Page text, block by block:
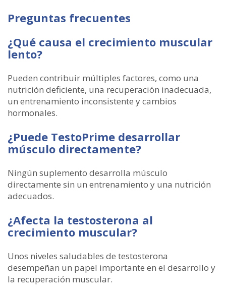
Preguntas frecuentes
¿Qué causa el crecimiento muscular
lento?
Pueden contribuir múltiples factores, como una
nutrición deficiente, una recuperación inadecuada,
un entrenamiento inconsistente y cambios
hormonales.
¿Puede TestoPrime desarrollar
músculo directamente?
Ningún suplemento desarrolla músculo
directamente sin un entrenamiento y una nutrición
adecuados.
¿Afecta la testosterona al
crecimiento muscular?
Unos niveles saludables de testosterona
desempeñan un papel importante en el desarrollo y
la recuperación muscular.